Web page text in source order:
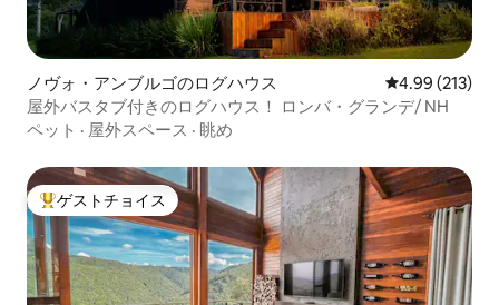
ノヴォ・アンブルゴのログハウス レビュー213
4.99 (213)
屋外バスタブ付きのログハウス！ ロンバ・グランデ/ NH
ペット · 屋外スペース · 眺め
大好評のゲストチョイスです。
ゲストチョイス